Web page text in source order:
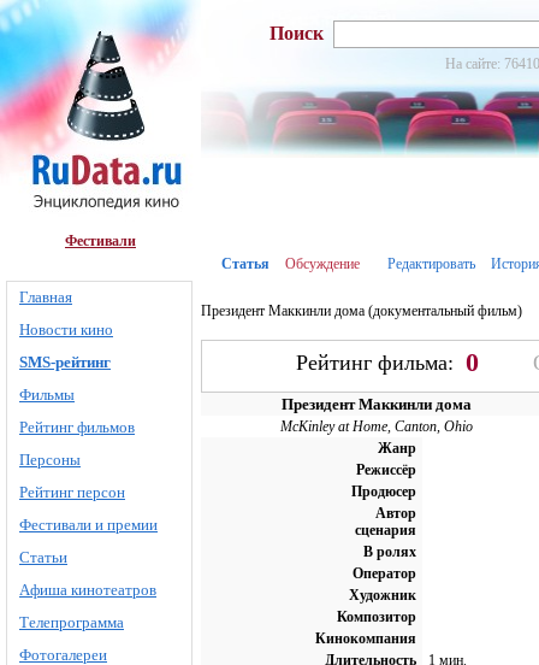
Фестивали
Главная
Новости кино
SMS-рейтинг
Фильмы
Рейтинг фильмов
Персоны
Рейтинг персон
Фестивали и премии
Статьи
Афиша кинотеатров
Телепрограмма
Фотогалереи
Поиск
На сайте:
Статья Обсуждение Редактировать
Президент Маккинли дома (документальный фильм)
Рейтинг фильма: 0
Президент Маккинли дома
McKinley at Home, Canton, Ohio
Жанр
Режиссёр
Продюсер
Автор
сценария
В ролях
Оператор
Художник
Композитор
Кинокомпания
Длительность
1 мин.